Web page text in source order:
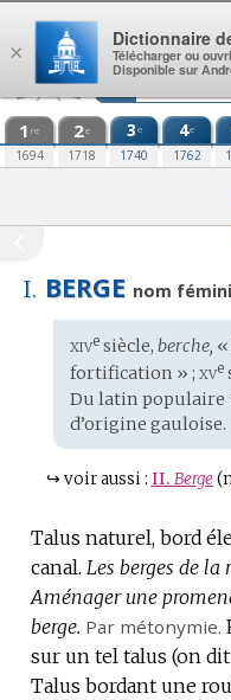
Aller au contenu
1 re
1694
2e
1718
3e
1740
4e
1762
I. BERGE nom
Étymologie
:
xivesiècle, berche,
fortification » ; xve
Du latin populaire
d’origine gauloise.
↪ voir aussi : II. Berge
Talus naturel, bord
canal. Les berges de la
Aménager une
berge. Par métonymie.
sur un tel talus (on
Talus bordant une
×
Dictionnaire
Télécharger ou
Disponible sur